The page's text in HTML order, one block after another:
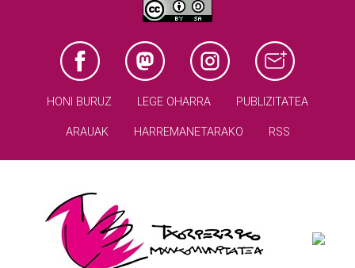
HONI BURUZ LEGE OHARRA PUBLIZITATEA
ARAUAK HARREMANETARAKO RSS